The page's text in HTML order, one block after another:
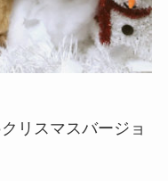
リスマスバージョ